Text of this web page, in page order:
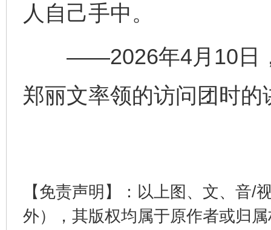
人自己手中。
——2026年4月10日，
郑丽文率领的访问团时的
【免责声明】：以上图、文、音/
外），其版权均属于原作者或归